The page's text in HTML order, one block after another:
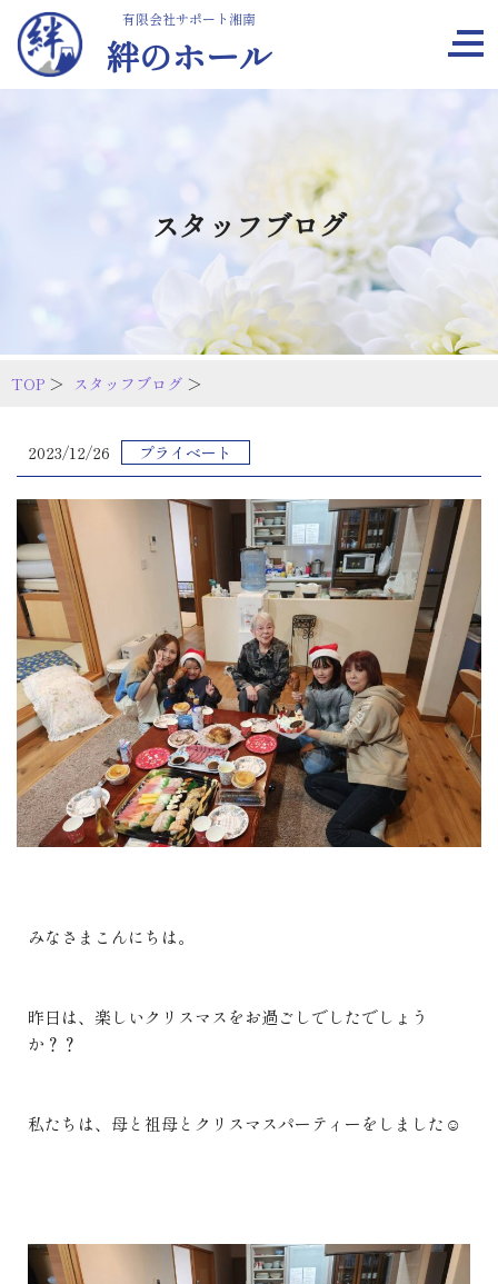
有限会社サポート湘南
絆のホール
スタッフブログ
TOP ＞ スタッフブログ ＞
2023/12/26 プライベート
みなさまこんにちは。
昨日は、楽しいクリスマスをお過ごしでしたでしょう
か？？
私たちは、母と祖母とクリスマスパーティーをしました☺